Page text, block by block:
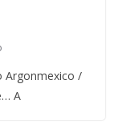
Argonmexico /
A